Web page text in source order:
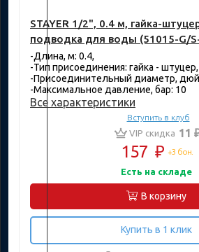
STAYER 1/2", 0.4 м, гайка-
подводка для воды (51015-G/
-Длина, м: 0.4,
-Тип присоединения: гайка - штуцер,
-Присоединительный диаметр,
-Максимальное давление, бар: 10
Все характеристики
Вступить в клуб
VIP скидка 11
157 ₽ +3 бон.
Есть на складе
В корзину
Купить в 1 клик